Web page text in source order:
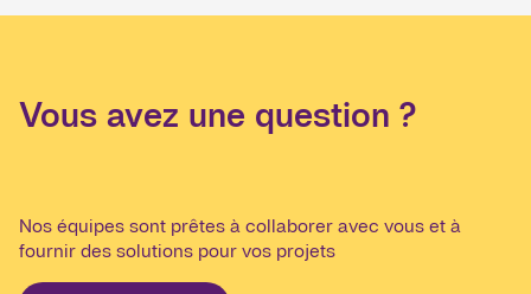
Vous avez une question ?
Nos équipes sont prêtes à collaborer avec vous et à
fournir des solutions pour vos projets